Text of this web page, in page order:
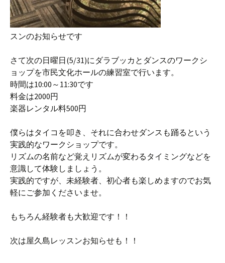
スンのお知らせです
さて次の日曜日(5/31)にダラブッカとダンスのワークシ
ョップを市民文化ホールの練習室で行います。
時間は10:00～11:30です
料金は2000円
楽器レンタル料500円
僕らはタイコを叩き、それに合わせダンスも踊るという
実践的なワークショップです。
リズムの名前など覚えリズムが変わるタイミングなどを
意識して体験しましょう。
実践的ですが、未経験者、初心者も楽しめますのでお気
軽にご参加くださいませ。
もちろん経験者も大歓迎です！！
次は屋久島レッスンお知らせも！！